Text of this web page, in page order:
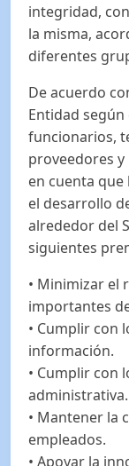
integridad,
la misma,
diferentes
De acuerdo
Entidad según
funcionarios,
proveedores
en cuenta
el desarrollo
alrededor del
siguientes
• Minimizar el
importantes
• Cumplir con
información.
• Cumplir con
administrativa.
• Mantener la
empleados.
• Apoyar la